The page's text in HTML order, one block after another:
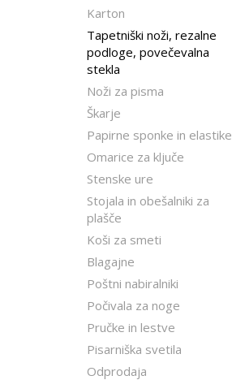
Karton
Tapetniški noži, rezalne
podloge, povečevalna
stekla
Noži za pisma
Škarje
Papirne sponke in elastike
Omarice za ključe
Stenske ure
Stojala in obešalniki za
plašče
Koši za smeti
Blagajne
Poštni nabiralniki
Počivala za noge
Pručke in lestve
Pisarniška svetila
Odprodaja